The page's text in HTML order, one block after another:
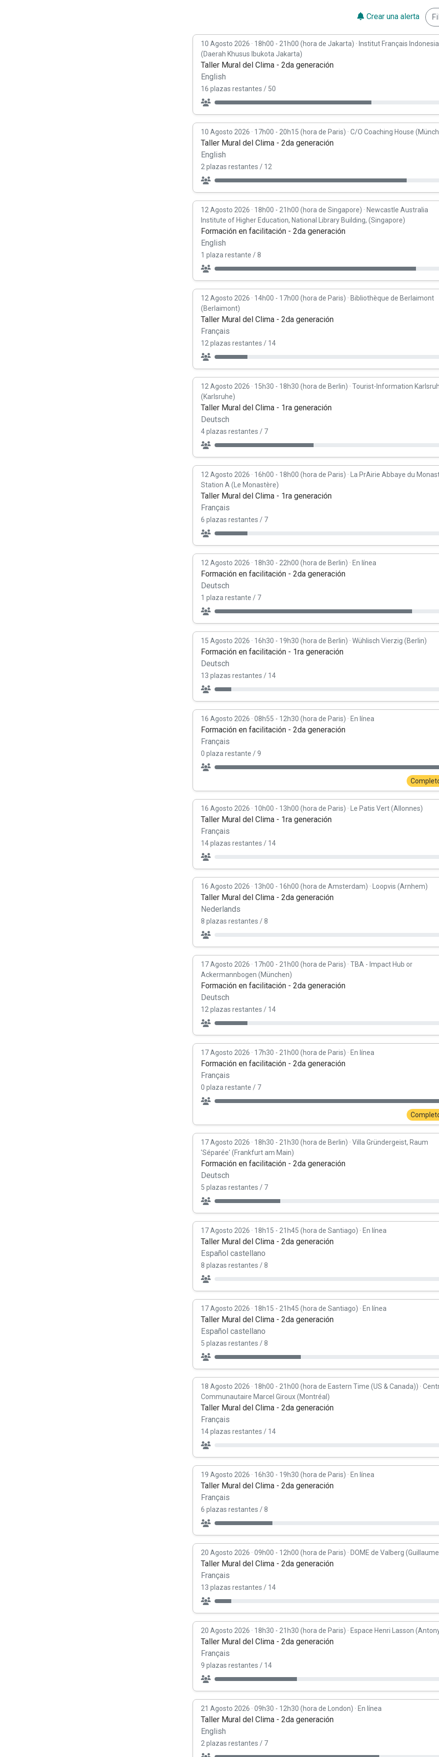
Crear una alerta
10 Agosto 2026 · 18h00 - 21h00 (hora de Jakarta) · Institut Français Indonesia
(Daerah Khusus Ibukota Jakarta)
Taller Mural del Clima - 2da generación
English
16 plazas restantes / 50
10 Agosto 2026 · 17h00 - 20h15 (hora de Paris) · C/O Coaching House
Taller Mural del Clima - 2da generación
English
2 plazas restantes / 12
12 Agosto 2026 · 18h00 - 21h00 (hora de Singapore) · Newcastle Australia
Institute of Higher Education, National Library Building, (Singapore)
Formación en facilitación - 2da generación
English
1 plaza restante / 8
12 Agosto 2026 · 14h00 - 17h00 (hora de Paris) · Bibliothèque de Berlaimont
(Berlaimont)
Taller Mural del Clima - 2da generación
Français
12 plazas restantes / 14
12 Agosto 2026 · 15h30 - 18h30 (hora de Berlin) · Tourist-Information
(Karlsruhe)
Taller Mural del Clima - 1ra generación
Deutsch
4 plazas restantes / 7
12 Agosto 2026 · 16h00 - 18h00 (hora de Paris) · La PrAirie Abbaye du
Station A (Le Monastère)
Taller Mural del Clima - 1ra generación
Français
6 plazas restantes / 7
12 Agosto 2026 · 18h30 - 22h00 (hora de Berlin) · En línea
Formación en facilitación - 2da generación
Deutsch
1 plaza restante / 7
15 Agosto 2026 · 16h30 - 19h30 (hora de Berlin) · Wühlisch Vierzig (Berlin)
Formación en facilitación - 1ra generación
Deutsch
13 plazas restantes / 14
16 Agosto 2026 · 08h55 - 12h30 (hora de Paris) · En línea
Formación en facilitación - 2da generación
Français
0 plaza restante / 9
16 Agosto 2026 · 10h00 - 13h00 (hora de Paris) · Le Patis Vert (Allonnes)
Taller Mural del Clima - 1ra generación
Français
14 plazas restantes / 14
16 Agosto 2026 · 13h00 - 16h00 (hora de Amsterdam) · Loopvis (Arnhem)
Taller Mural del Clima - 2da generación
Nederlands
8 plazas restantes / 8
17 Agosto 2026 · 17h00 - 21h00 (hora de Paris) · TBA - Impact Hub or
Ackermannbogen (München)
Formación en facilitación - 2da generación
Deutsch
12 plazas restantes / 14
17 Agosto 2026 · 17h30 - 21h00 (hora de Paris) · En línea
Formación en facilitación - 2da generación
Français
0 plaza restante / 7
17 Agosto 2026 · 18h30 - 21h30 (hora de Berlin) · Villa Gründergeist, Raum
'Séparée' (Frankfurt am Main)
Formación en facilitación - 2da generación
Deutsch
5 plazas restantes / 7
17 Agosto 2026 · 18h15 - 21h45 (hora de Santiago) · En línea
Taller Mural del Clima - 2da generación
Español castellano
8 plazas restantes / 8
17 Agosto 2026 · 18h15 - 21h45 (hora de Santiago) · En línea
Taller Mural del Clima - 2da generación
Español castellano
5 plazas restantes / 8
18 Agosto 2026 · 18h00 - 21h00 (hora de Eastern Time (US & Canada)) ·
Communautaire Marcel Giroux (Montréal)
Taller Mural del Clima - 2da generación
Français
14 plazas restantes / 14
19 Agosto 2026 · 16h30 - 19h30 (hora de Paris) · En línea
Taller Mural del Clima - 2da generación
Français
6 plazas restantes / 8
20 Agosto 2026 · 09h00 - 12h00 (hora de Paris) · DOME de Valberg
Taller Mural del Clima - 2da generación
Français
13 plazas restantes / 14
20 Agosto 2026 · 18h30 - 21h30 (hora de Paris) · Espace Henri Lasson
Taller Mural del Clima - 2da generación
Français
9 plazas restantes / 14
21 Agosto 2026 · 09h30 - 12h30 (hora de London) · En línea
Taller Mural del Clima - 2da generación
English
2 plazas restantes / 7